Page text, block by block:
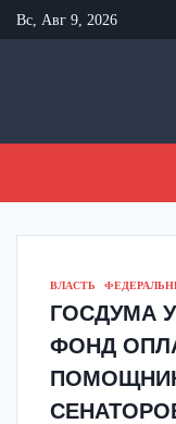
Перейти
к
Вс, Авг 9, 2026
ВЛАСТЬ
ГОСДУМА
ФОНД